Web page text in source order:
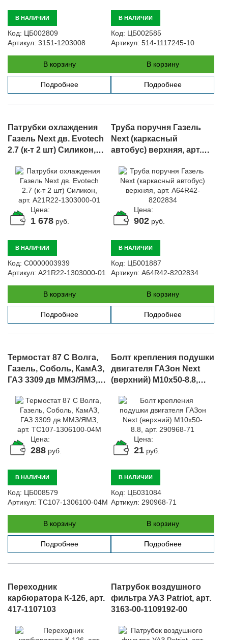
В НАЛИЧИИ
Код: ЦБ002809
Артикул: 3151-1203008
В корзину
Подробнее
В НАЛИЧИИ
Код: ЦБ002585
Артикул: 514-1117245-10
В корзину
Подробнее
Патрубки охлаждения
Газель Next дв. Evotech
2.7 (к-т 2 шт) Силикон,
Цена:
1 678 руб.
В НАЛИЧИИ
Код: С0000003939
Артикул: A21R22-1303000-01
В корзину
Подробнее
Труба поручня Газель
Next (каркасный
автобус) верхняя, арт.
Цена:
902 руб.
В НАЛИЧИИ
Код: ЦБ001887
Артикул: A64R42-8202834
В корзину
Подробнее
Термостат 87 С Волга,
Газель, Соболь, КамАЗ,
ГАЗ 3309 дв ММЗ/ЯМЗ,
Цена:
288 руб.
В НАЛИЧИИ
Код: ЦБ008579
Артикул: ТС107-1306100-04М
В корзину
Подробнее
Болт крепления подушки
двигателя ГАЗон Next
(верхний) М10х50-8.8,
Цена:
21 руб.
В НАЛИЧИИ
Код: ЦБ031084
Артикул: 290968-71
В корзину
Подробнее
Переходник
карбюратора К-126, арт.
417-1107103
Патрубок воздушного
фильтра УАЗ Patriot, арт.
3163-00-1109192-00